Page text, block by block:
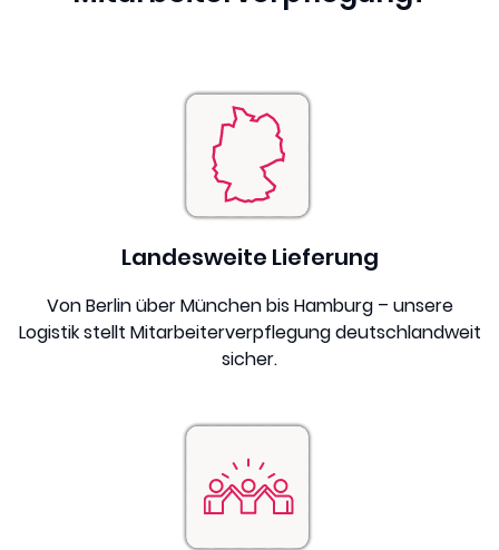
Landesweite Lieferung
Von Berlin über München bis Hamburg – unsere
Logistik stellt Mitarbeiterverpflegung deutschlandweit
sicher.